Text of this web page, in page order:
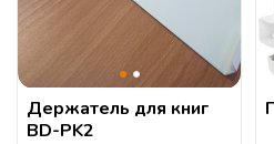
полностью сосредоточиться на
создать правильное положение
уставать и отвлекаться.
Держатель для книг
BD-PK2